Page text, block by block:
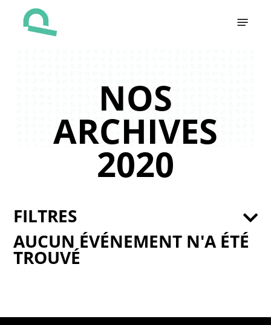
NOS
ARCHIVES
2020
AUCUN ÉVÉNEMENT N'A ÉTÉ
TROUVÉ
FILTRES